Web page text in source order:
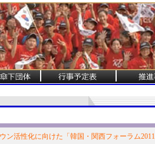
ン活性化に向けた「韓国・関西フォーラム